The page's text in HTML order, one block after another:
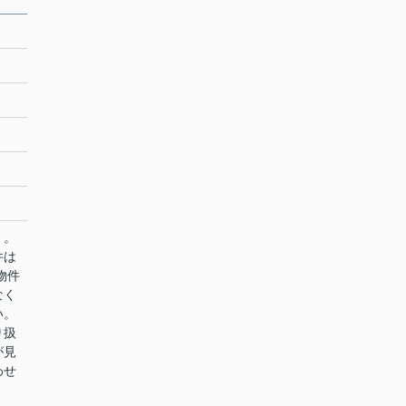
は
件
扱
見
せ